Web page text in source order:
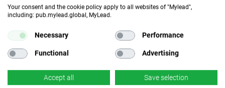
Ratgeberartikel, die deren Anwendung in der Praxis zeigen.
Erwäge regelmäßige thematische Veröffentlichungen in
Webinaren für Communities, die sich um den Lebensstil von
Fahrern und Tuning-Enthusiasten drehen. Du kannst auch
einen attraktiven Newsletter mit den Top-Neuheiten der
Funktionalität vorbereiten. Mache jede Empfehlung zu
einer wertvollen Inspiration für Liebhaber von vier Rädern!
Your consent and the cookie policy apply to all websites of "Mylead",
including: pub.mylead.global, MyLead.
Necessary Performance
Functional Advertising
Accept all Save selection